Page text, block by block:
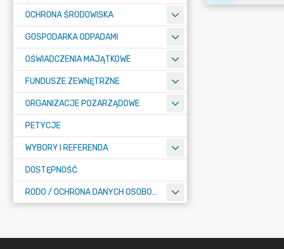
OCHRONA ŚRODOWISKA
GOSPODARKA ODPADAMI
OŚWIADCZENIA MAJĄTKOWE
FUNDUSZE ZEWNĘTRZNE
ORGANIZACJE POZARZĄDOWE
PETYCJE
WYBORY I REFERENDA
DOSTĘPNOŚĆ
RODO / OCHRONA DANYCH OSOBOWYCH